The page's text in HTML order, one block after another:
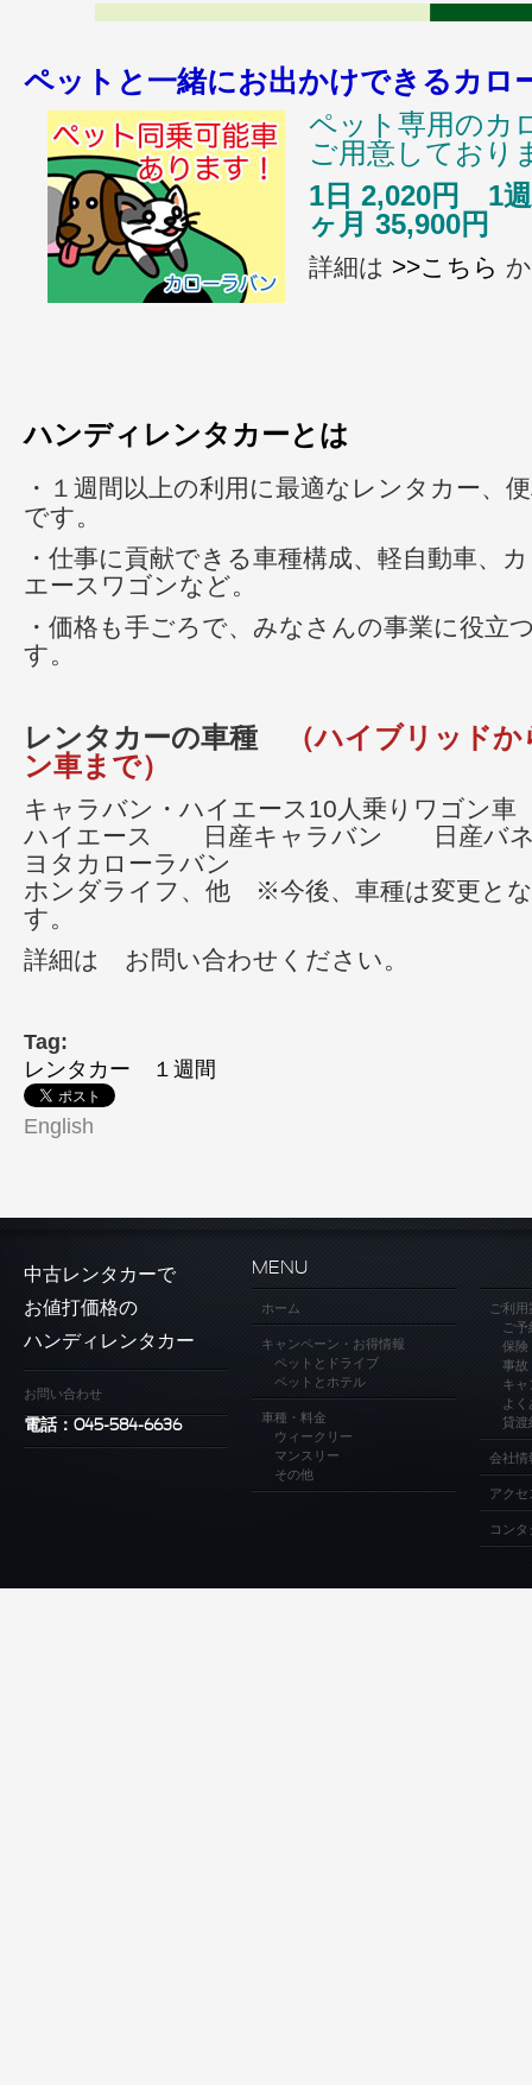
ペットと一緒にお出かけできるカロ
ペット専用のカ
ご用意しており
1日 2,020円 1
ヶ月 35,900円
詳細は >>こちら
ハンディレンタカーとは
・１週間以上の利用に最適なレンタカー、
です。
・仕事に貢献できる車種構成、軽自動車、
エースワゴンなど。
・価格も手ごろで、みなさんの事業に役立
す。
レンタカーの車種
（ハイブリッド
ン車まで）
キャラバン・ハイエース10人乗りワゴン車
ハイエース 日産キャラバン 日産バ
ヨタカローラバン
ホンダライフ、他 ※今後、車種は変更と
す。
詳細は お問い合わせください。
Tag:
レンタカー １週間
English
中古レンタカーで
お値打価格の
ハンディレンタカー
お問い合わせ
電話：045-584-6636
MENU
ホーム
キャンペーン・お得情報
ペットとドライブ
ペットとホテル
車種・料金
ウィークリー
マンスリー
その他
ご利
ご
保険
事故
キャ
よ
貸渡
会社情
アクセ
コンタ